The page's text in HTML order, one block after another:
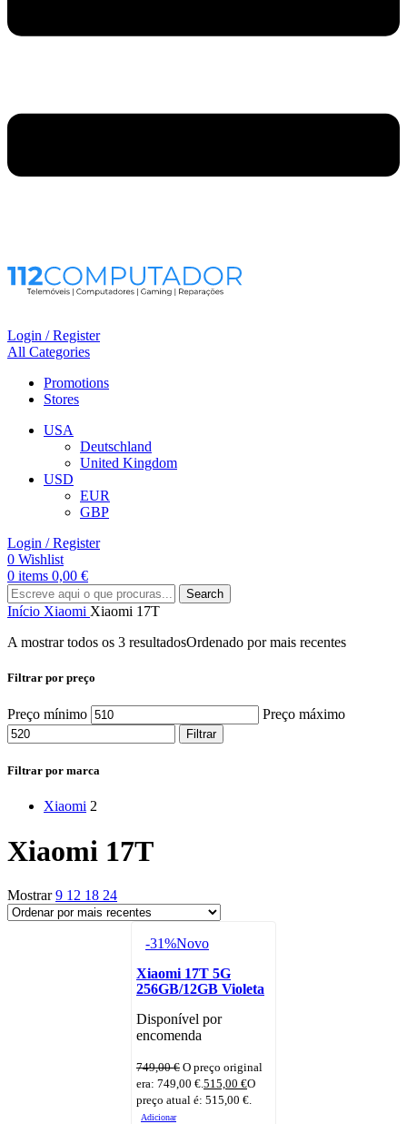
Login / Register
All Categories
Promotions
Stores
USA
Deutschland
United Kingdom
USD
EUR
GBP
Login / Register
0 Wishlist
0 items 0,00 €
Search
Início Xiaomi Xiaomi 17T
A mostrar todos os 3 resultadosOrdenado por mais recentes
Filtrar por preço
Preço mínimo Preço máximo
Filtrar
Filtrar por marca
Xiaomi 2
Xiaomi 17T
Mostrar9 12 18 24
-31%Novo
Xiaomi 17T 5G
256GB/12GB Violeta
Disponível por
encomenda
749,00€ O preço original
era: 749,00 €.515,00 €O
preço atual é: 515,00 €.
Adicionar